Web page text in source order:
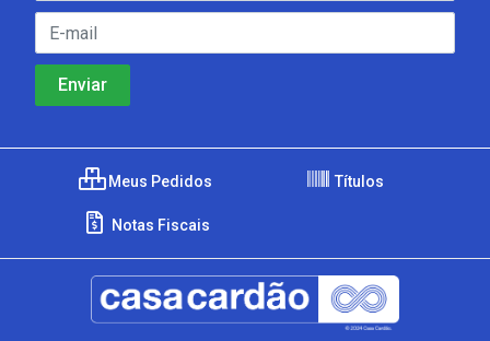
Meus Pedidos Títulos
Notas Fiscais